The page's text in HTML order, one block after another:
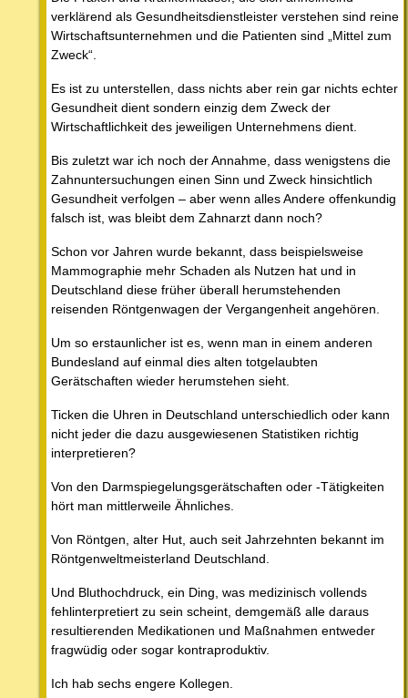
verklärend als Gesundheitsdienstleister verstehen sind reine
Wirtschaftsunternehmen und die Patienten sind „Mittel zum
Zweck“.
Es ist zu unterstellen, dass nichts aber rein gar nichts echter
Gesundheit dient sondern einzig dem Zweck der
Wirtschaftlichkeit des jeweiligen Unternehmens dient.
Bis zuletzt war ich noch der Annahme, dass wenigstens die
Zahnuntersuchungen einen Sinn und Zweck hinsichtlich
Gesundheit verfolgen – aber wenn alles Andere offenkundig
falsch ist, was bleibt dem Zahnarzt dann noch?
Schon vor Jahren wurde bekannt, dass beispielsweise
Mammographie mehr Schaden als Nutzen hat und in
Deutschland diese früher überall herumstehenden
reisenden Röntgenwagen der Vergangenheit angehören.
Um so erstaunlicher ist es, wenn man in einem anderen
Bundesland auf einmal dies alten totgelaubten
Gerätschaften wieder herumstehen sieht.
Ticken die Uhren in Deutschland unterschiedlich oder kann
nicht jeder die dazu ausgewiesenen Statistiken richtig
interpretieren?
Von den Darmspiegelungsgerätschaften oder -Tätigkeiten
hört man mittlerweile Ähnliches.
Von Röntgen, alter Hut, auch seit Jahrzehnten bekannt im
Röntgenweltmeisterland Deutschland.
Und Bluthochdruck, ein Ding, was medizinisch vollends
fehlinterpretiert zu sein scheint, demgemäß alle daraus
resultierenden Medikationen und Maßnahmen entweder
fragwüdig oder sogar kontraproduktiv.
Ich hab sechs engere Kollegen.